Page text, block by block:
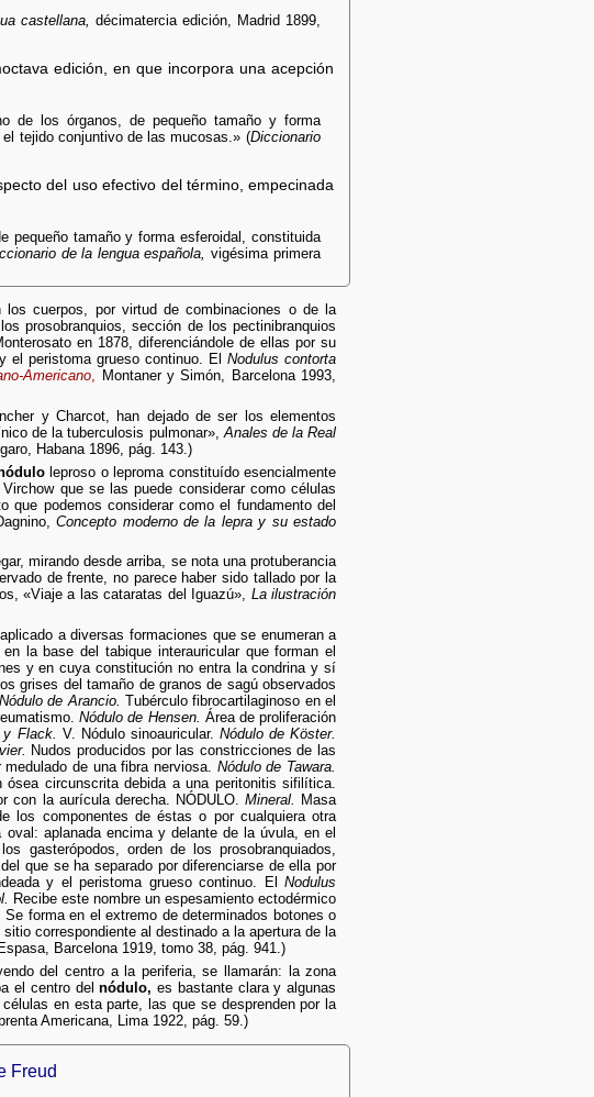
castellana,
décimatercia edición, Madrid 1899,
edición, en que incorpora una acepción
de los órganos, de pequeño tamaño y forma
tejido conjuntivo de las mucosas.» (Diccionario
del uso efectivo del término, empecinada
pequeño tamaño y forma esferoidal, constituida
de la lengua española, vigésima primera
cuerpos, por virtud de combinaciones o de la
prosobranquios, sección de los pectinibranquios
en 1878, diferenciándole de ellas por su
el peristoma grueso continuo. ElNodulus contorta
Americano, Montaner y Simón, Barcelona 1993,
y Charcot, han dejado de ser los elementos
de la tuberculosis pulmonar», Anales de la Real
Habana 1896, pág. 143.)
leproso o leproma constituído esencialmente
que se las puede considerar como células
podemos considerar como el fundamento del
Concepto moderno de la lepra y su estado
mirando desde arriba, se nota una protuberancia
de frente, no parece haber sido tallado por la
«Viaje a las cataratas del Iguazú», La ilustración
a diversas formaciones que se enumeran a
la base del tabique interauricular que forman el
y en cuya constitución no entra la condrina y sí
grises del tamaño de granos de sagú observados
Nódulo de Arancio. Tubérculo fibrocartilaginoso en el
Nódulo de Hensen. Área de proliferación
Flack. V. Nódulo sinoauricular. Nódulo de Köster.
Nudos producidos por las constricciones de las
de una fibra nerviosa. Nódulo de Tawara.
ósea circunscrita debida a una peritonitis sifilítica.
con la aurícula derecha. NÓDULO. Mineral.
Masa
los componentes de éstas o por cualquiera otra
aplanada encima y delante de la úvula, en el
gasterópodos, orden de los prosobranquiados,
del que se ha separado por diferenciarse de ella por
y el peristoma grueso continuo. ElNodulus
Recibe este nombre un espesamiento ectodérmico
forma en el extremo de determinados botones o
correspondiente al destinado a la apertura de la
Barcelona 1919, tomo 38, pág. 941.)
del centro a la periferia, se llamarán: la zona
el centro delnódulo, es bastante clara y algunas
en esta parte, las que se desprenden por la
Americana, Lima 1922, pág. 59.)
Freud